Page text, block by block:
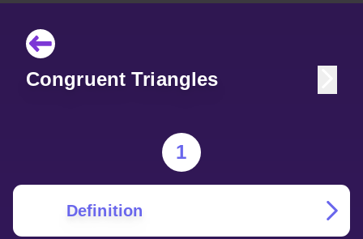
Congruent Triangles
1
Definition